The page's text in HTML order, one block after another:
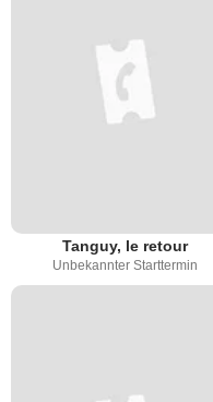
Tanguy, le retour
Unbekannter Starttermin